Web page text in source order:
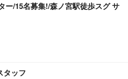
ー/15名募集!/森ノ宮駅徒歩スグ サ
タッフ